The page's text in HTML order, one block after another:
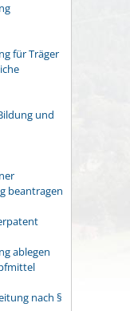
für Träger
und
beantragen
ablegen
nach §